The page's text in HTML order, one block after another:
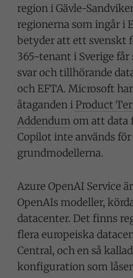
region i Gävle-
regionerna som ingår i
betyder att ett svenskt
365-tenant i Sverige
svar och tillhörande
och EFTA. Microsoft
åtaganden i Product
Addendum om att data
Copilot inte används
grundmodellerna.
Azure OpenAI Service
OpenAIs modeller,
datacenter. Det finns
flera europeiska
Central, och en så
konfiguration som